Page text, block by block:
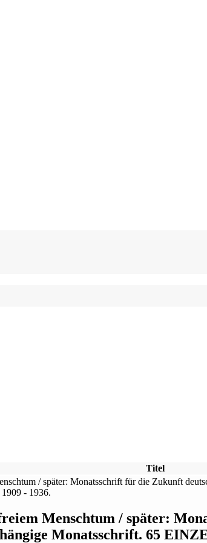
Titel
Menschtum / später:
Monatsschrift. 65